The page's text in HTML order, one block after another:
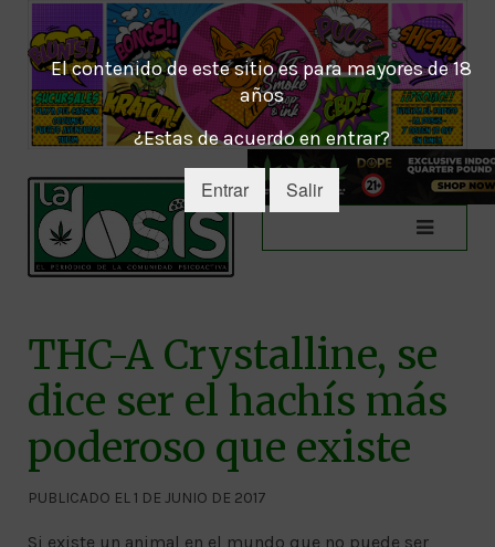
El contenido de este sitio es para mayores de 18
años
¿Estas de acuerdo en entrar?
Entrar Salir
THC-A Crystalline, se
dice ser el hachís más
poderoso que existe
PUBLICADO EL 1 DE JUNIO DE 2017
Si existe un animal en el mundo que no puede ser